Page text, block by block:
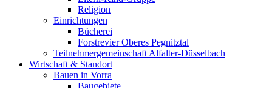
Religion
Einrichtungen
Bücherei
Forstrevier Oberes Pegnitztal
Teilnehmergemeinschaft Alfalter-Düsselbach
Wirtschaft & Standort
Bauen in Vorra
Baugebiete